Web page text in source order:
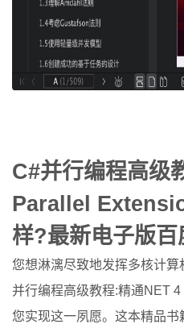
C#并行编程高级
Parallel
样?最新电子版百
您想淋漓尽致地发挥多核计
并行编程高级教程:精通NET
您实现这一夙愿。这本精品书